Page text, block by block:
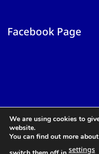
Facebook Page
We are using cookies to
website.
You can find out more
settings